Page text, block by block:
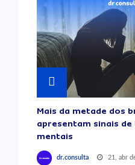
Mais da metade dos
apresentam sinais
mentais
dr.consulta 21, abr